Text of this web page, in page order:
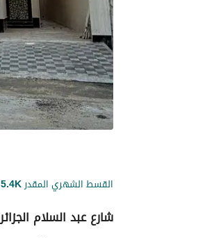
القسط الشهري المقدر5.4K
شارع عبد السلام